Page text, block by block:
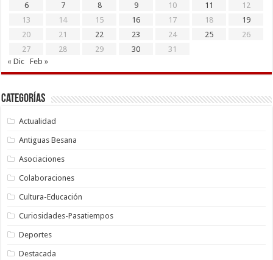
6
7 8 9 10 11
12
13
14 15 16 17 18
19
20
21 22 23 24 25
26
27
28 29 30
31
« Dic
Feb »
Categorías
Actualidad
Antiguas Besana
Asociaciones
Colaboraciones
Cultura-Educación
Curiosidades-Pasatiempos
Deportes
Destacada